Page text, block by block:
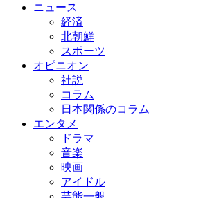
ニュース
経済
北朝鮮
スポーツ
オピニオン
社説
コラム
日本関係のコラム
エンタメ
ドラマ
音楽
映画
アイドル